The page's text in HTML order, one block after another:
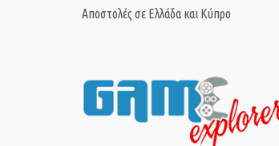
Αποστολές σε Ελλάδα και Κύπρο